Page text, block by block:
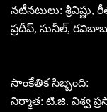
నటీనటులు:
ప్రదీప్, సునీల్,
సాంకేతిక సిబ్బంది:
నిర్మాత: టి.జి. విశ్వ